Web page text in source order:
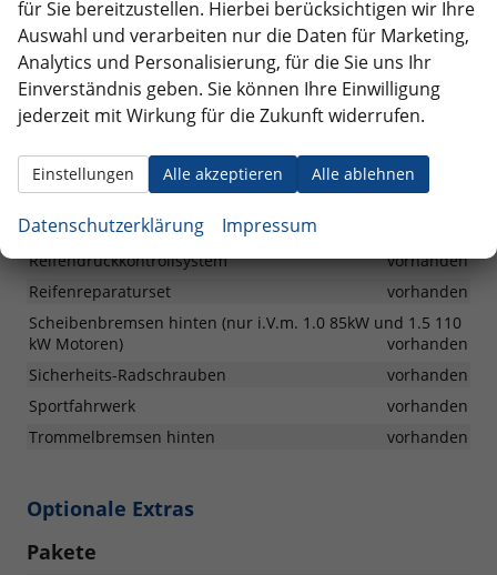
Heckspoiler
vorhanden
Karosserieverkleidungen an Maskenrahmen, Spoiler an
Frontstoßstange, Heckstoßstangen-Diffusor,
Seitenschweller Einstiegsleisten, Fensterleisten in schwarz
vorhanden
Räder & Technik
Reifendruckkontrollsystem
vorhanden
Reifenreparaturset
vorhanden
Scheibenbremsen hinten (nur i.V.m. 1.0 85kW und 1.5 110
kW Motoren)
vorhanden
Sicherheits-Radschrauben
vorhanden
Sportfahrwerk
vorhanden
Trommelbremsen hinten
vorhanden
Optionale Extras
Pakete
für Sie bereitzustellen. Hierbei berücksichtigen wir Ihre
Auswahl und verarbeiten nur die Daten für Marketing,
Analytics und Personalisierung, für die Sie uns Ihr
Einverständnis geben. Sie können Ihre Einwilligung
jederzeit mit Wirkung für die Zukunft widerrufen.
Alle akzeptieren Alle ablehnen
Einstellungen
Datenschutzerklärung Impressum